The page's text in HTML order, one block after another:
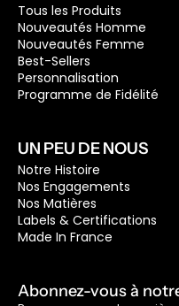
Tous les Produits
Nouveautés Homme
Nouveautés Femme
Best-Sellers
Personnalisation
Programme de Fidélité
UN PEU DE NOUS
Notre Histoire
Nos Engagements
Nos Matières
Labels & Certifications
Made In France
Abonnez-vous à